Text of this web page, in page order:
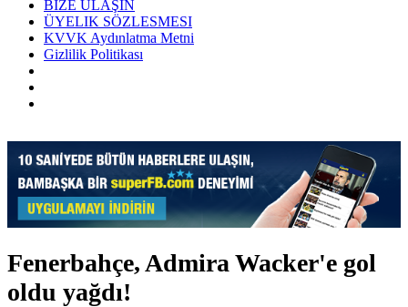
BİZE ULAŞIN
ÜYELIK SÖZLESMESI
KVVK Aydınlatma Metni
Gizlilik Politikası
Fenerbahçe, Admira Wacker'e gol
oldu yağdı!